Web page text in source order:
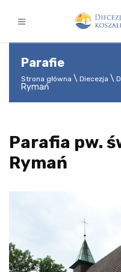
Parafie
Strona główna Diecezja
Rymań
Parafia pw.
Rymań